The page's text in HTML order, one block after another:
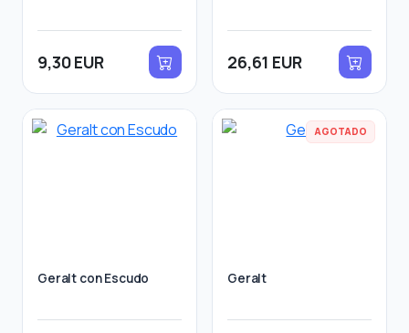
9,30 EUR 26,61 EUR
Geralt con Escudo
AGOTADO
Geralt